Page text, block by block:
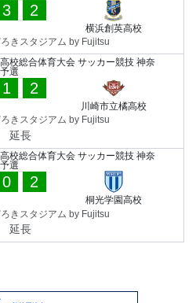
3 2
横浜創英高校
きスタジアム by Fujitsu
校総合体育大会 サッカー競技 神奈
選
1 2
川崎市立橘高校
きスタジアム by Fujitsu
延長
校総合体育大会 サッカー競技 神奈
選
0 2
桐光学園高校
きスタジアム by Fujitsu
延長